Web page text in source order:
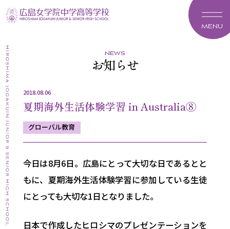
MENU
news
お知らせ
2018.08.06
夏期海外生活体験学習 in Australia⑧
グローバル教育
今日は8月6日。広島にとって大切な日であるとと
もに、夏期海外生活体験学習に参加している生徒
にとっても大切な1日となりました。
日本で作成したヒロシマのプレゼンテーションを